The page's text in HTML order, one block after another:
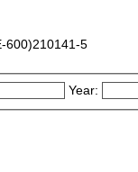
600)210141-5
Year: